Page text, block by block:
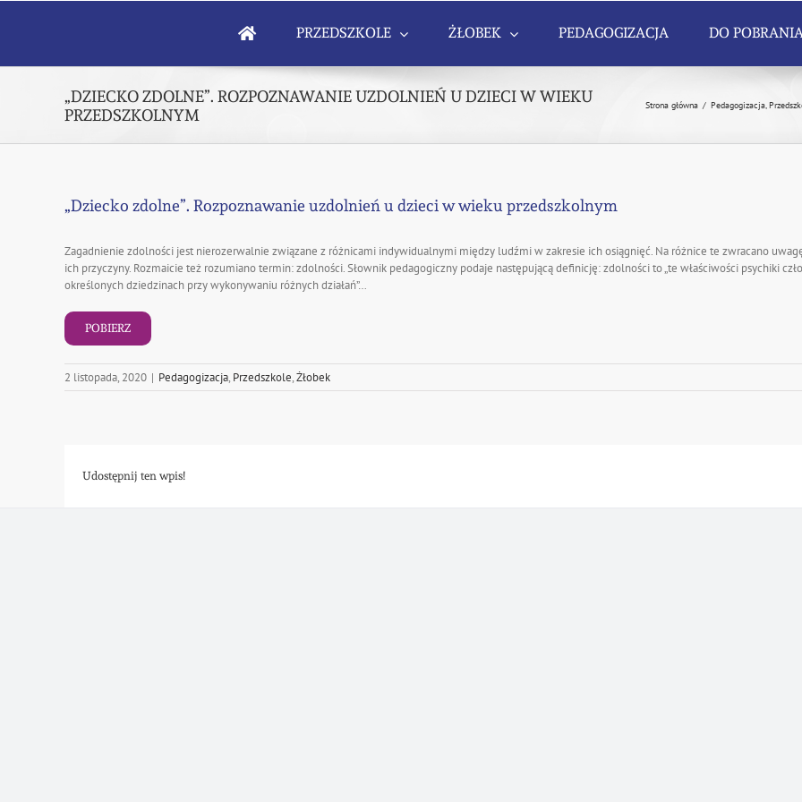
PRZEDSZKOLE ŻŁOBEK PEDAGOGIZACJA DO
„DZIECKO ZDOLNE”. ROZPOZNAWANIE UZDOLNIEŃ U DZIECI W WIEKU
PRZEDSZKOLNYM
Strona główna / Pedagogizacja,
„Dziecko zdolne”. Rozpoznawanie uzdolnień u dzieci w wieku przedszkolnym
Zagadnienie zdolności jest nierozerwalnie związane z różnicami indywidualnymi między ludźmi w zakresie ich osiągnięć. Na różnice te zwracano
ich przyczyny. Rozmaicie też rozumiano termin: zdolności. Słownik pedagogiczny podaje następującą definicję: zdolności to „te właściwości psychiki
określonych dziedzinach przy wykonywaniu różnych działań”…
POBIERZ
2 listopada, 2020 | Pedagogizacja, Przedszkole,Żłobek
Udostępnij ten wpis!